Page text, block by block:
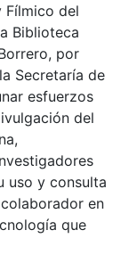
Fílmico del
Biblioteca
por
Secretaría de
esfuerzos
del
uso y consulta
en
que